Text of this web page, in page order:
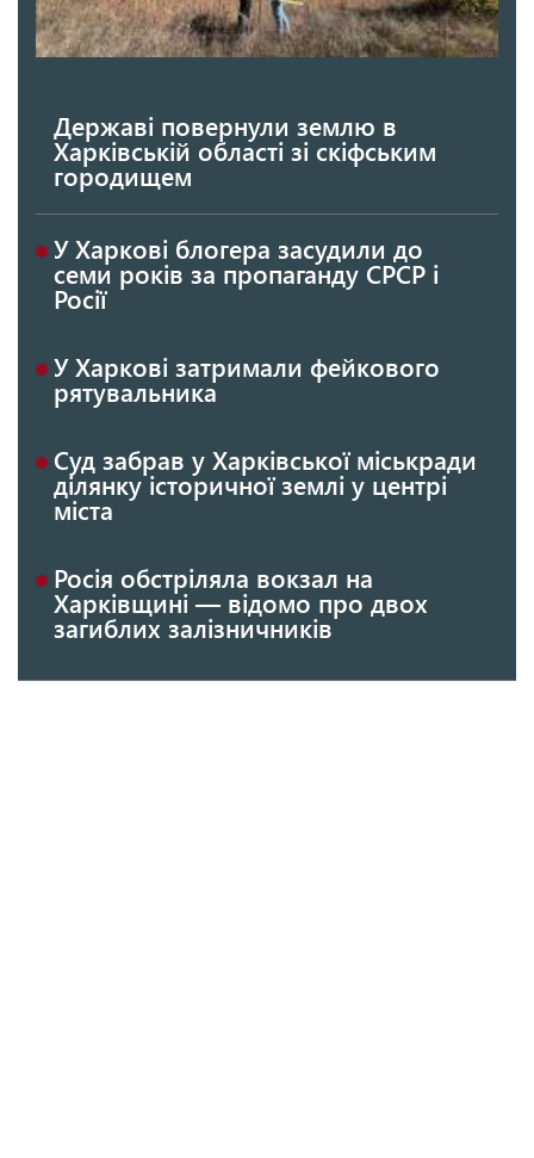
Державі повернули землю в
Харківській області зі скіфським
городищем
У Харкові блогера засудили до
семи років за пропаганду СРСР і
Росії
У Харкові затримали фейкового
рятувальника
Суд забрав у Харківської міськради
ділянку історичної землі у центрі
міста
Росія обстріляла вокзал на
Харківщині — відомо про двох
загиблих залізничників